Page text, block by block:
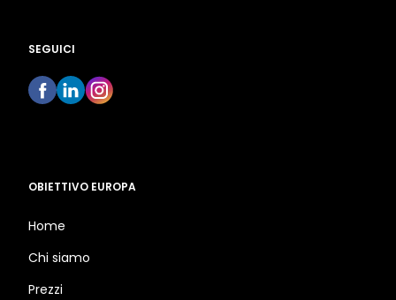
SEGUICI
OBIETTIVO EUROPA
Home
Chi siamo
Prezzi